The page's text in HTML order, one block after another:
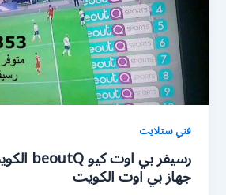
فني ستلايت
جهاز بي اوت الكويت